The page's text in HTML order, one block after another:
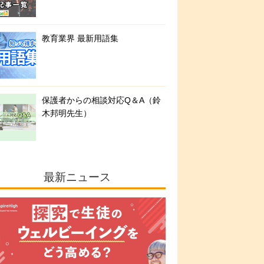
教育業界 最新用語集
保護者からの相談対応Q＆A（鈴
木邦明先生）
最新ニュース